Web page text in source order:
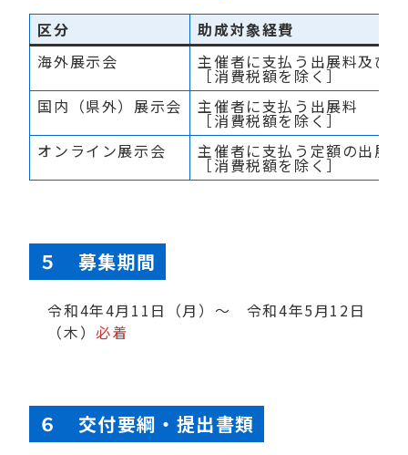
区分
助成対象経費
海外展示会
主催者に支払う出展料及び
［消費税額を除く］
国内（県外）展示会
主催者に支払う出展料
［消費税額を除く］
オンライン展示会
主催者に支払う定額の出展
［消費税額を除く］
５ 募集期間
令和4年4月11日（月）～ 令和4年5月12日
（木）必着
６ 交付要綱・提出書類